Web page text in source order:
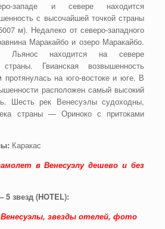
западе и севере находится
с высочайшей точкой страны
м). Недалеко от северо-западного
Маракайбо и озеро Маракайбо.
Льянос находится на севере
Гвианская возвышенность
на юго-востоке и юге. В
расположен самый высокий
Шесть рек Венесуэлы судоходны,
страны — Ориноко с притоками
Каракас
в Венесуэлу дешево и без
звезд (HOTEL):
звезды отелей, фото